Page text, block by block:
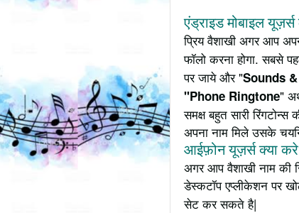
एंड्राइड मोबाइल
प्रिय वैशाखी अगर आप
फॉलो करना होगा. सबसे
पर जाये और "Sounds
"Phone Ringtone"
समक्ष बहुत सारी
अपना नाम मिले उसके
आईफ़ोन यूज़र्स क्या
अगर आप वैशाखी नाम की
डेस्कटॉप एप्लीकेशन पर
सेट कर सकते है|